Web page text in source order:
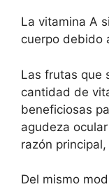
La vitamina A
cuerpo debido
Las frutas que
cantidad de
beneficiosas
agudeza
razón
Del mismo